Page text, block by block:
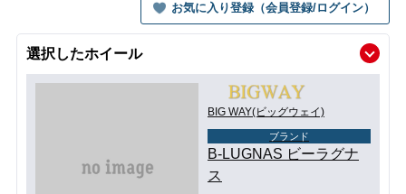
お気に入り登録（会員登録/ログイン）
選択したホイール
BIG WAY(ビッグウェイ)
ブランド
B-LUGNAS ビーラグナ
ス